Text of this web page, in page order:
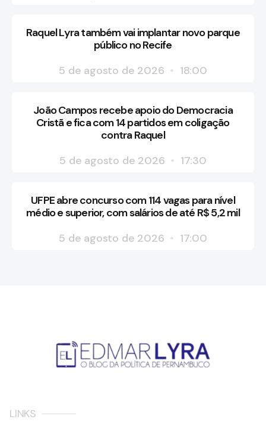
Raquel Lyra também vai implantar novo parque
público no Recife
5 de agosto de 2026
18:00
João Campos recebe apoio do Democracia
Cristã e fica com 14 partidos em coligação
contra Raquel
5 de agosto de 2026
17:30
UFPE abre concurso com 114 vagas para nível
médio e superior, com salários de até R$ 5,2 mil
5 de agosto de 2026
17:00
LINKS